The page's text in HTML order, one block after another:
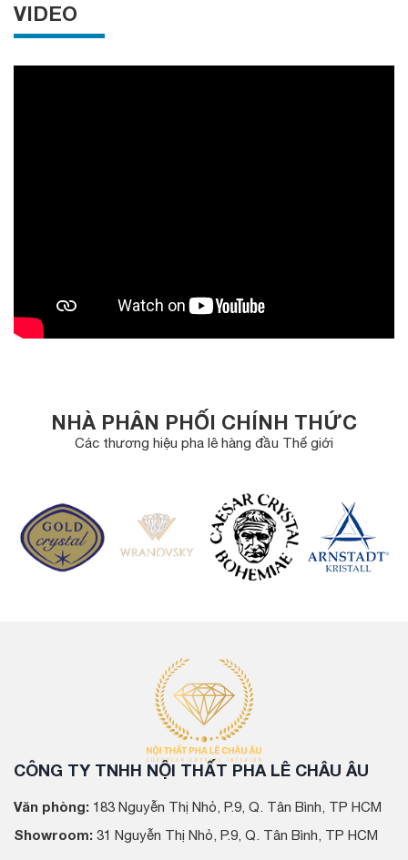
VIDEO
NHÀ PHÂN PHỐI CHÍNH THỨC
Các thương hiệu pha lê hàng đầu Thế giới
CÔNG TY TNHH NỘI THẤT PHA LÊ CHÂU ÂU
Văn phòng: 183 Nguyễn Thị Nhỏ, P.9, Q. Tân Bình, TP HCM
Showroom: 31 Nguyễn Thị Nhỏ, P.9, Q. Tân Bình, TP HCM